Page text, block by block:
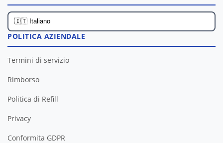
POLITICA AZIENDALE
Termini di servizio
Rimborso
Politica di Refill
Privacy
Conformita GDPR